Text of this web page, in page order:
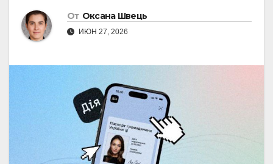
От Оксана Швець
ИЮН 27, 2026